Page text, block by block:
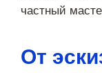
частный
От